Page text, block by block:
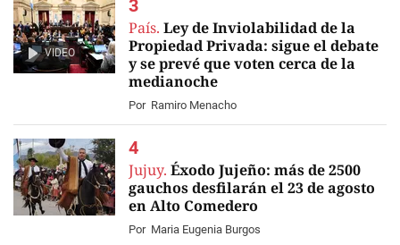
VIDEO
País. Ley de Inviolabilidad de la
Propiedad Privada: sigue el debate
y se prevé que voten cerca de la
medianoche
Por Ramiro Menacho
Jujuy. Éxodo Jujeño: más de 2500
gauchos desfilarán el 23 de agosto
en Alto Comedero
Por Maria Eugenia Burgos